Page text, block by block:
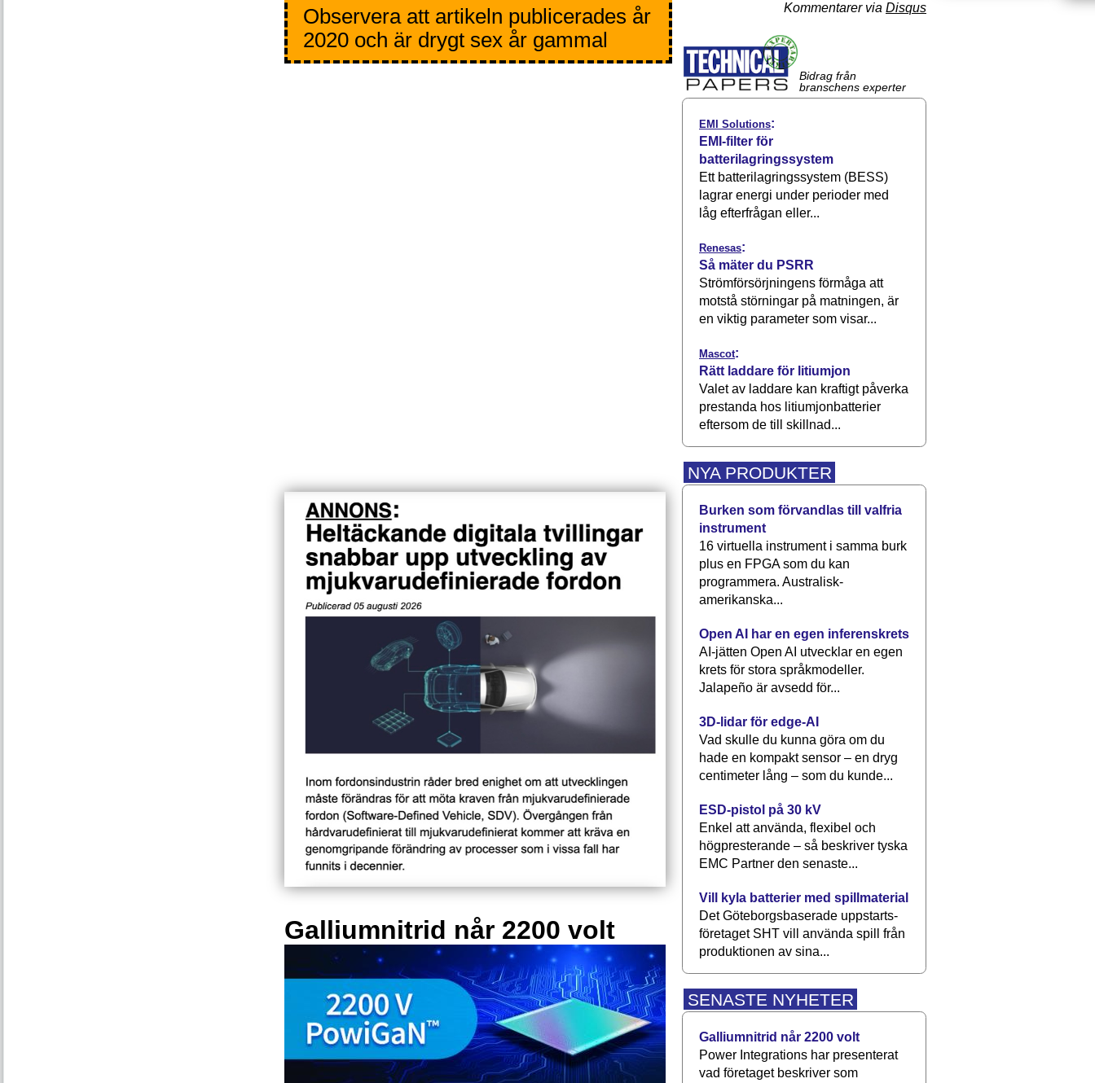
Observera att artikeln publicerades år
2020 och är drygt sex år gammal
Galliumnitrid når 2200 volt
Kommentarer via Disqus
Bidrag från
branschens experter
EMI Solutions:
EMI-filter för
batterilagringssystem
Ett batterilagringssystem (BESS)
lagrar energi under perioder med
låg efterfrågan eller...
Renesas:
Så mäter du PSRR
Strömförsörjningens förmåga att
motstå störningar på matningen, är
en viktig parameter som visar...
Mascot:
Rätt laddare för litiumjon
Valet av laddare kan kraftigt påverka
prestanda hos litiumjonbatterier
eftersom de till skillnad...
NYA PRODUKTER
Burken som förvandlas till valfria
instrument
16 virtuella instrument i samma burk
plus en FPGA som du kan
programmera. Australisk-
amerikanska...
Open AI har en egen inferenskrets
AI-jätten Open AI utvecklar en egen
krets för stora språkmodeller.
Jalapeño är avsedd för...
3D-lidar för edge-AI
Vad skulle du kunna göra om du
hade en kompakt sensor – en dryg
centimeter lång – som du kunde...
ESD-pistol på 30 kV
Enkel att använda, flexibel och
högpresterande – så beskriver tyska
EMC Partner den senaste...
Vill kyla batterier med spillmaterial
Det Göteborgsbaserade upp­starts­
företaget SHT vill använda spill från
produktionen av sina...
SENASTE NYHETER
Galliumnitrid når 2200 volt
Power Integrations har presenterat
vad företaget beskriver som